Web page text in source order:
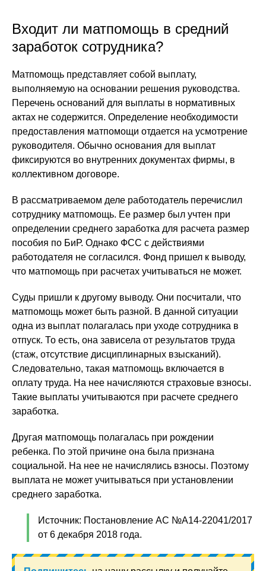
Входит ли матпомощь в средний
заработок сотрудника?
Матпомощь представляет собой выплату,
выполняемую на основании решения руководства.
Перечень оснований для выплаты в нормативных
актах не содержится. Определение необходимости
предоставления матпомощи отдается на усмотрение
руководителя. Обычно основания для выплат
фиксируются во внутренних документах фирмы, в
коллективном договоре.
В рассматриваемом деле работодатель перечислил
сотруднику матпомощь. Ее размер был учтен при
определении среднего заработка для расчета размер
пособия по БиР. Однако ФСС с действиями
работодателя не согласился. Фонд пришел к выводу,
что матпомощь при расчетах учитываться не может.
Суды пришли к другому выводу. Они посчитали, что
матпомощь может быть разной. В данной ситуации
одна из выплат полагалась при уходе сотрудника в
отпуск. То есть, она зависела от результатов труда
(стаж, отсутствие дисциплинарных взысканий).
Следовательно, такая матпомощь включается в
оплату труда. На нее начисляются страховые взносы.
Такие выплаты учитываются при расчете среднего
заработка.
Другая матпомощь полагалась при рождении
ребенка. По этой причине она была признана
социальной. На нее не начислялись взносы. Поэтому
выплата не может учитываться при установлении
среднего заработка.
Источник: Постановление АС №А14-22041/2017
от 6 декабря 2018 года.